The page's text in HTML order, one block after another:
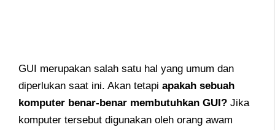
GUI merupakan salah satu hal yang umum dan
diperlukan saat ini. Akan tetapi apakah sebuah
komputer benar-benar membutuhkan GUI? Jika
komputer tersebut digunakan oleh orang awam